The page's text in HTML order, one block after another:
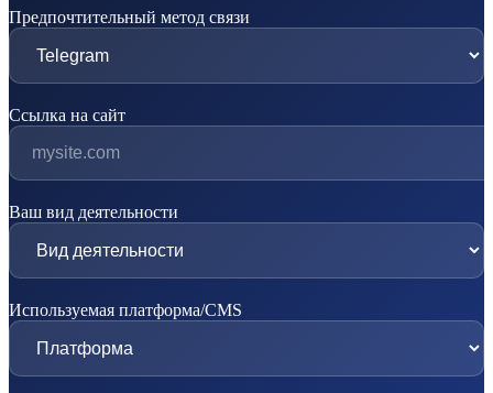
Предпочтительный метод связи
Ссылка на сайт
Ваш вид деятельности
Используемая платформа/CMS